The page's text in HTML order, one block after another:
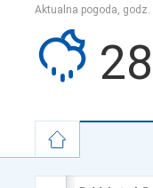
Aktualna pogoda, godz.
28